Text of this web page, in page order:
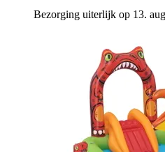
Bezorging uiterlijk op 13.